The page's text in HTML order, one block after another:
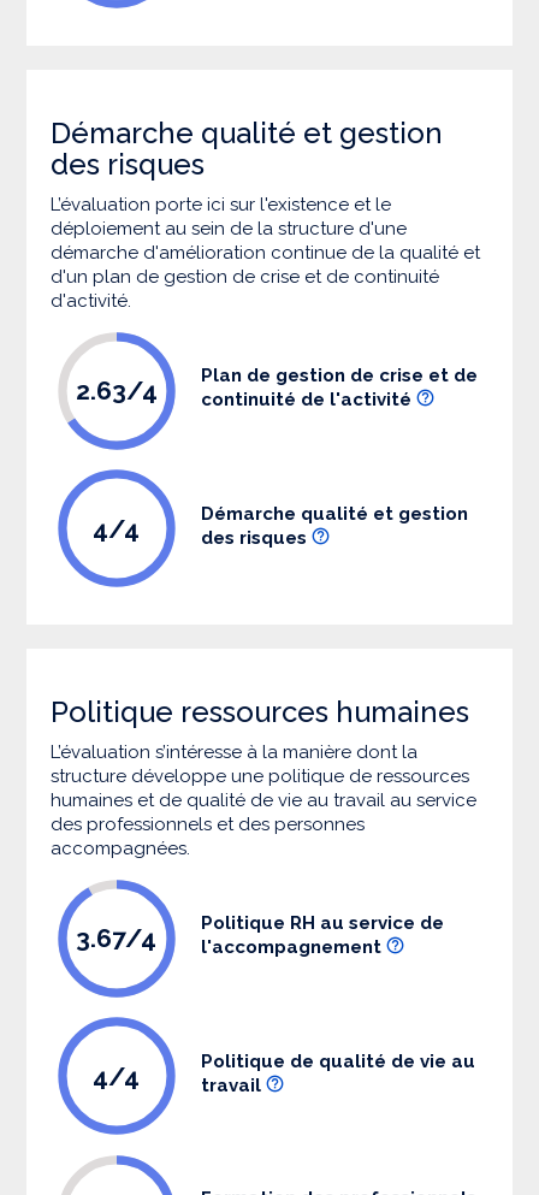
Démarche qualité et gestion
des risques
L’évaluation porte ici sur l'existence et le
déploiement au sein de la structure d'une
démarche d'amélioration continue de la qualité et
d'un plan de gestion de crise et de continuité
d'activité.
2.63/4
Plan de gestion de crise et de
continuité de l'activité
4/4
Démarche qualité et gestion
des risques
Politique ressources humaines
L’évaluation s’intéresse à la manière dont la
structure développe une politique de ressources
humaines et de qualité de vie au travail au service
des professionnels et des personnes
accompagnées.
3.67/4
Politique RH au service de
l'accompagnement
4/4
Politique de qualité de vie au
travail